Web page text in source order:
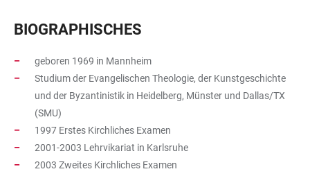
BIOGRAPHISCHES
geboren 1969 in Mannheim
Studium der Evangelischen Theologie, der Kunstgeschichte
und der Byzantinistik in Heidelberg, Münster und Dallas/TX
(SMU)
1997 Erstes Kirchliches Examen
2001-2003 Lehrvikariat in Karlsruhe
2003 Zweites Kirchliches Examen